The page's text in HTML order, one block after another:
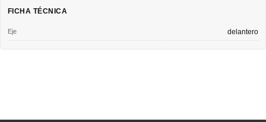
FICHA TÉCNICA
Eje delantero